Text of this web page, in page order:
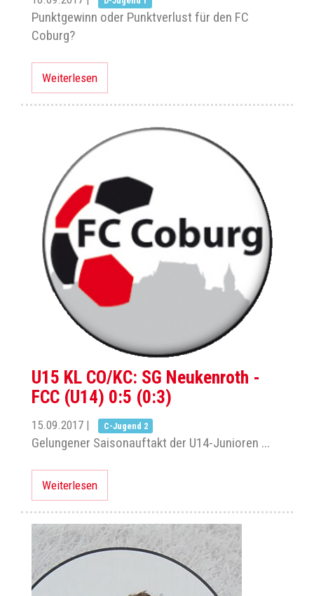
Punktgewinn oder Punktverlust für den FC
Coburg?
Weiterlesen
U15 KL CO/KC: SG Neukenroth -
FCC (U14) 0:5 (0:3)
15.09.2017 | C-Jugend 2
Gelungener Saisonauftakt der U14-Junioren ...
Weiterlesen